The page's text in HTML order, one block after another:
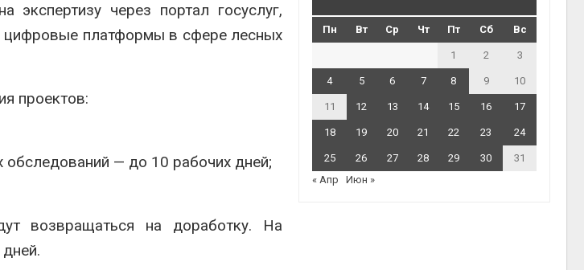
экспертизу через портал госуслуг,
цифровые платформы в сфере лесных
проектов:
обследований — до 10 рабочих дней;
возвращаться на доработку. На
Пн Вт Ср Чт Пт Сб Вс
1 2 3
4 5 6 7 8 9 10
11 12 13 14 15 16 17
18 19 20 21 22 23 24
25 26 27 28 29 30
31
« Апр
Июн »